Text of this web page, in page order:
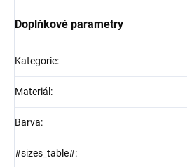
Doplňkové parametry
Kategorie:
Materiál :
Barva:
#sizes_table#: